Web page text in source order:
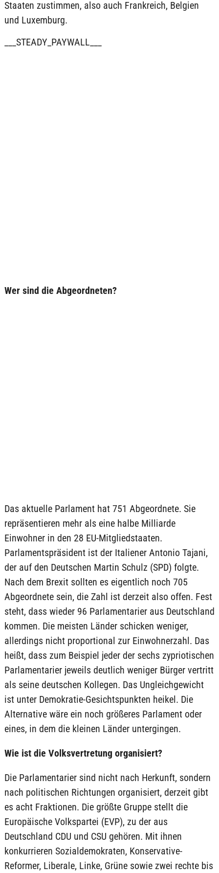
Staaten zustimmen, also auch Frankreich, Belgien
und Luxemburg.
___STEADY_PAYWALL___
Wer sind die Abgeordneten?
Das aktuelle Parlament hat 751 Abgeordnete. Sie
repräsentieren mehr als eine halbe Milliarde
Einwohner in den 28 EU-Mitgliedstaaten.
Parlamentspräsident ist der Italiener Antonio Tajani,
der auf den Deutschen Martin Schulz (SPD) folgte.
Nach dem Brexit sollten es eigentlich noch 705
Abgeordnete sein, die Zahl ist derzeit also offen. Fest
steht, dass wieder 96 Parlamentarier aus Deutschland
kommen. Die meisten Länder schicken weniger,
allerdings nicht proportional zur Einwohnerzahl. Das
heißt, dass zum Beispiel jeder der sechs zypriotischen
Parlamentarier jeweils deutlich weniger Bürger vertritt
als seine deutschen Kollegen. Das Ungleichgewicht
ist unter Demokratie-Gesichtspunkten heikel. Die
Alternative wäre ein noch größeres Parlament oder
eines, in dem die kleinen Länder untergingen.
Wie ist die Volksvertretung organisiert?
Die Parlamentarier sind nicht nach Herkunft, sondern
nach politischen Richtungen organisiert, derzeit gibt
es acht Fraktionen. Die größte Gruppe stellt die
Europäische Volkspartei (EVP), zu der aus
Deutschland CDU und CSU gehören. Mit ihnen
konkurrieren Sozialdemokraten, Konservative-
Reformer, Liberale, Linke, Grüne sowie zwei rechte bis